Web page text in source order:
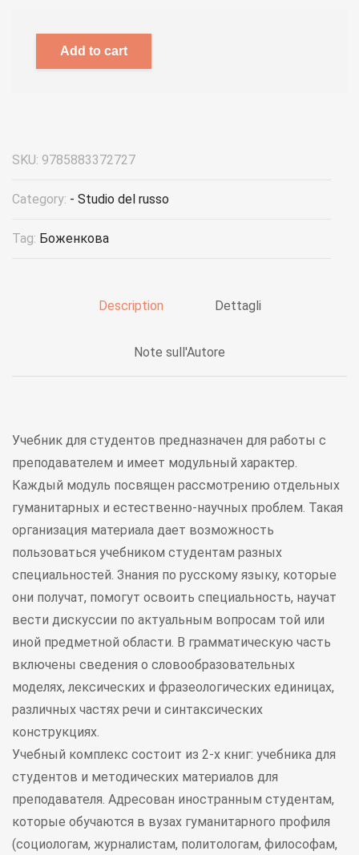
Add to cart
SKU: 9785883372727
Category: - Studio del russo
Tag: Боженкова
Description Dettagli
Note sull'Autore
Учебник для студентов предназначен для работы с
преподавателем и имеет модульный характер.
Каждый модуль посвящен рассмотрению отдельных
гуманитарных и естественно-научных проблем. Такая
организация материала дает возможность
пользоваться учебником студентам разных
специальностей. Знания по русскому языку, которые
они получат, помогут освоить специальность, научат
вести дискуссии по актуальным вопросам той или
иной предметной области. В грамматическую часть
включены сведения о словообразовательных
моделях, лексических и фразеологических единицах,
различных частях речи и синтаксических
конструкциях.
Учебный комплекс состоит из 2-х книг: учебника для
студентов и методических материалов для
преподавателя. Адресован иностранным студентам,
которые обучаются в вузах гуманитарного профиля
(социологам, журналистам, политологам, философам,